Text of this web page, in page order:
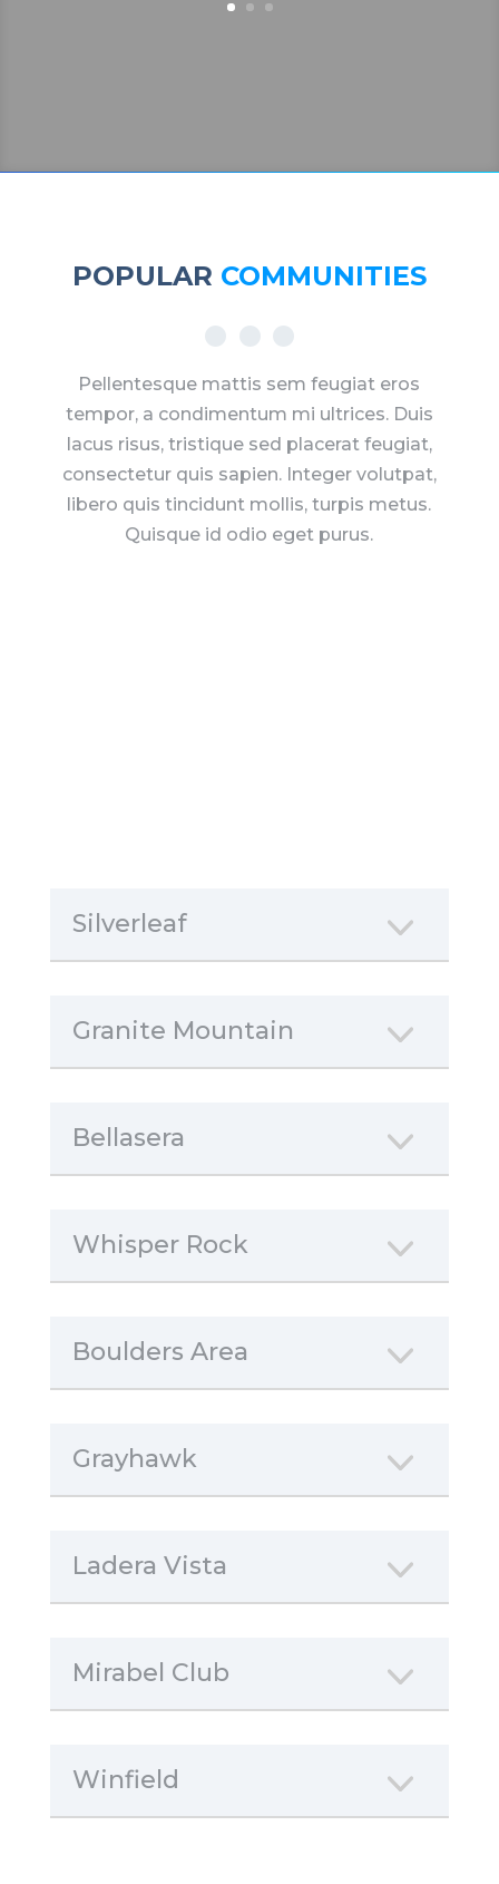
POPULAR COMMUNITIES
Pellentesque mattis sem feugiat eros
tempor, a condimentum mi ultrices. Duis
lacus risus, tristique sed placerat feugiat,
consectetur quis sapien. Integer volutpat,
libero quis tincidunt mollis, turpis metus.
Quisque id odio eget purus.
Silverleaf
Granite Mountain
Bellasera
Whisper Rock
Boulders Area
Grayhawk
Ladera Vista
Mirabel Club
Winfield